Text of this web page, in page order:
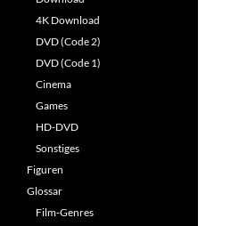
4K Download
DVD (Code 2)
DVD (Code 1)
Cinema
Games
HD-DVD
Sonstiges
Figuren
Glossar
Film-Genres